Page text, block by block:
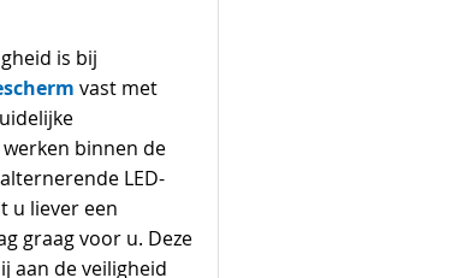
is bij
vast met
binnen de
LED-
u liever een
graag voor u. Deze
aan de veiligheid